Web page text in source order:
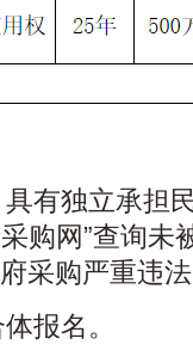
具有独立承担
购网”查询
采购严重违
报名。